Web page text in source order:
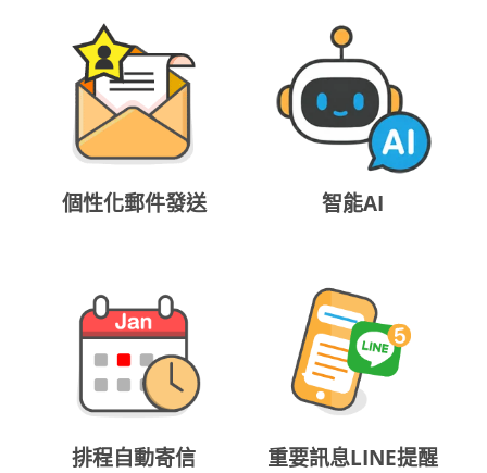
個性化郵件發送 智能AI
排程自動寄信 重要訊息LINE提醒